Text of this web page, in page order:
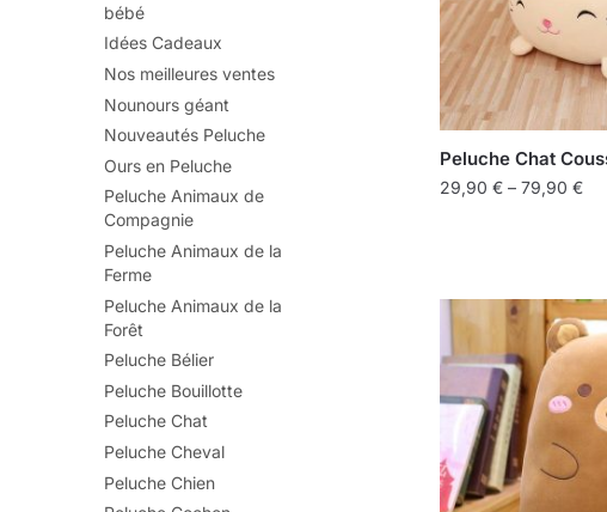
Peluche Chat
29,90 € – 79,90 €
bébé
Idées Cadeaux
Nos meilleures ventes
Nounours géant
Nouveautés Peluche
Ours en Peluche
Peluche Animaux de
Compagnie
Peluche Animaux de la
Ferme
Peluche Animaux de la
Forêt
Peluche Bélier
Peluche Bouillotte
Peluche Chat
Peluche Cheval
Peluche Chien